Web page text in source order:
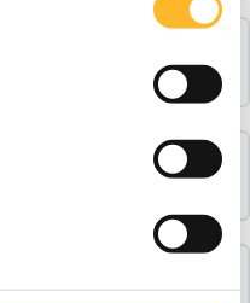
personalpolitikk
men hvordan?
barometer